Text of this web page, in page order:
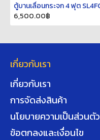
6,500.00฿
เกี่ยวกับเรา
เกี่ยวกับเรา
การจัดส่งสินค้า
นโยบายความเป็นส่วนตัว
ข้อตกลงและเงื่อนไข